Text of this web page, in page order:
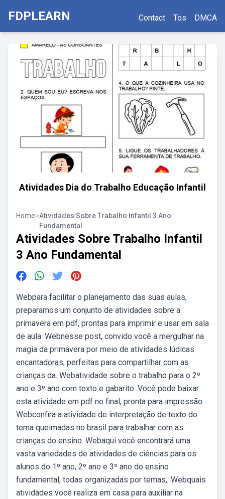
FDPLEARN Contact Tos DMCA
Atividades Dia do Trabalho Educação Infantil
Home>Atividades Sobre Trabalho Infantil 3 Ano
Fundamental
Atividades Sobre Trabalho Infantil
3 Ano Fundamental
Webpara facilitar o planejamento das suas aulas,
preparamos um conjunto de atividades sobre a
primavera em pdf, prontas para imprimir e usar em sala
de aula. Webnesse post, convido você a mergulhar na
magia da primavera por meio de atividades lúdicas
encantadoras, perfeitas para compartilhar com as
crianças da. Webatividade sobre o trabalho para o 2º
ano e 3º ano com texto e gabarito. Você pode baixar
esta atividade em pdf no final, pronta para impressão.
Webconfira a atividade de interpretação de texto do
tema queimadas no brasil para trabalhar com as
crianças do ensino. Webaqui você encontrará uma
vasta variedades de atividades de ciências para os
alunos do 1º ano, 2º ano e 3º ano do ensino
fundamental, todas organizadas por temas,. Webquais
atividades você realiza em casa para auxiliar na